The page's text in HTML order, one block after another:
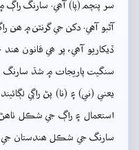
سر پنچم (پا) آھي. سارنگ
آڻبو آهي. دکن جي گرنٿن ۾ ھن
ڏيکاريو آھي، پر ھي قانون
سنگيت پاريجات ۾ شڌ سارنگ
يعني (ني) ۽ (نا) پڻ راڳي
استعمال ۽ راڳ جي شڪل
سارنگ جي شڪل ھندستان جي